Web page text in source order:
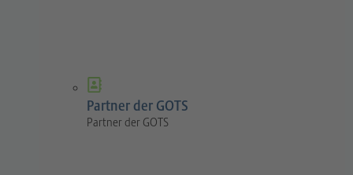
Partner der GOTS
Partner der GOTS